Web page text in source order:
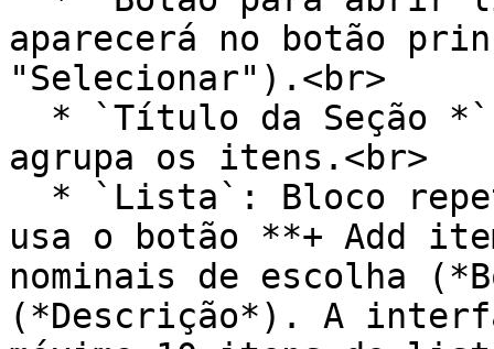
aparecerá no botão
"Selecionar").<br>
agrupa os itens.<br>
usa o botão **+ Add
nominais de escolha
(*Descrição*). A